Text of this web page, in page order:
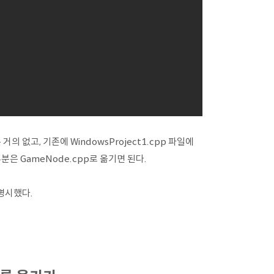
거의 없고, 기존에 WindowsProject1.cpp 파일에
은 GameNode.cpp로 옮기면 된다.
시했다.